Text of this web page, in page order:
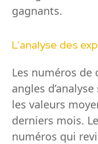
gagnants.
L’analyse des
Les numéros
angles
les valeurs
derniers mois.
numéros qui